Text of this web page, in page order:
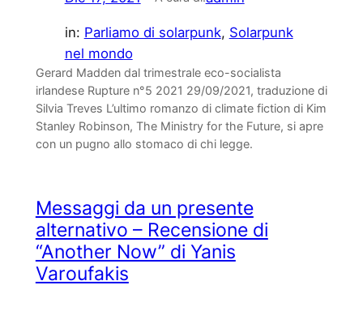
in: Parliamo di solarpunk, Solarpunk
nel mondo
Gerard Madden dal trimestrale eco-socialista
irlandese Rupture n°5 2021 29/09/2021, traduzione di
Silvia Treves L’ultimo romanzo di climate fiction di Kim
Stanley Robinson, The Ministry for the Future, si apre
con un pugno allo stomaco di chi legge.
Messaggi da un presente
alternativo – Recensione di
“Another Now” di Yanis
Varoufakis